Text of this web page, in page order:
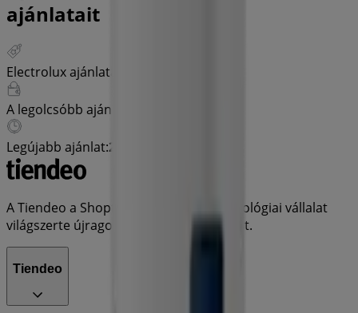
ajánlatait
Electrolux ajánlatai:
A legolcsóbb ajánlatok:
Legújabb ajánlat:2023. 11. 14.
A Tiendeo a Shopfully része - ez a technológiai vállalat
világszerte újragondolja a helyi vásárlást.
Tiendeo